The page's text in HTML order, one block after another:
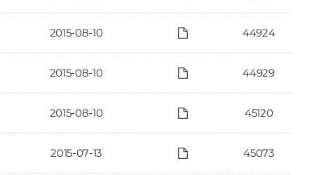
2015-08-10 44924
2015-08-10 44929
2015-08-10 45120
2015-07-13 45073